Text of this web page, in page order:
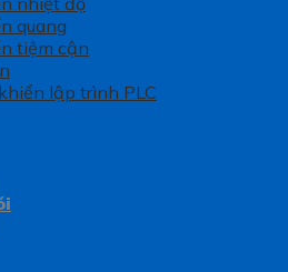
quang
tiệm cận
lập trình PLC